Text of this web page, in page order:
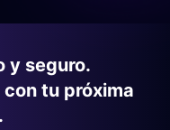
y seguro.
tu próxima